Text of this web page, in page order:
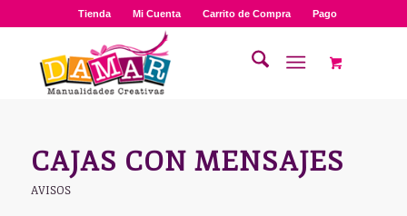
Tienda Mi Cuenta Carrito de Compra Pago
CAJAS CON MENSAJES
AVISOS